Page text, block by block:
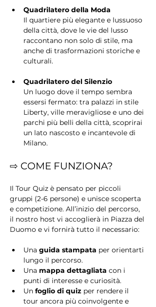
Quadrilatero della Moda
Il quartiere più elegante e lussuoso
della città, dove le vie del lusso
raccontano non solo di stile, ma
anche di trasformazioni storiche e
culturali.
Quadrilatero del Silenzio
Un luogo dove il tempo sembra
essersi fermato: tra palazzi in stile
Liberty, ville meravigliose e uno dei
parchi più belli della città, scoprirai
un lato nascosto e incantevole di
Milano.
⇨ COME FUNZIONA?
Il Tour Quiz è pensato per piccoli
gruppi (2-6 persone) e unisce scoperta
e competizione. All’inizio del percorso,
il nostro host vi accoglierà in Piazza del
Duomo e vi fornirà tutto il necessario:
Una guida stampata per orientarti
lungo il percorso.
Una mappa dettagliata con i
punti di interesse e curiosità.
Un foglio di quiz per rendere il
tour ancora più coinvolgente e